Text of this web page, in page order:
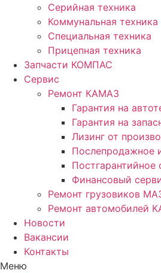
Серийная техника
Коммунальная техника
Специальная техника
Прицепная техника
Запчасти КОМПАС
Сервис
Ремонт КАМАЗ
Гарантия на
Гарантия на
Лизинг от
Послепродажное
Финансовый
Ремонт грузовиков
Ремонт автомобилей
Новости
Вакансии
Контакты
Меню